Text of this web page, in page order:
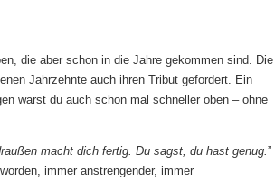
die aber schon in die Jahre gekommen sind. Die
Jahrzehnte auch ihren Tribut gefordert. Ein
warst du auch schon mal schneller oben – ohne
macht dich fertig. Du sagst, du hast genug. ”
immer anstrengender, immer